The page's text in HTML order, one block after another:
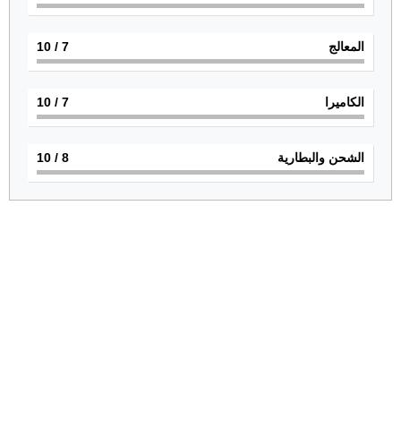
المعالج 7
/ 10
الكاميرا 7
/ 10
الشحن والبطارية 8
/ 10